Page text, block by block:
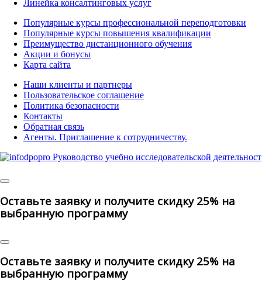
Линейка консалтинговых услуг
Популярные курсы профессиональной переподготовки
Популярные курсы повышения квалификации
Преимущество дистанционного обучения
Акции и бонусы
Карта сайта
Наши клиенты и партнеры
Пользовательское соглашение
Политика безопасности
Контакты
Обратная связь
Агенты. Приглашение к сотрудничеству.
Оставьте заявку и получите скидку 25% на
выбранную программу
Оставьте заявку и получите скидку 25% на
выбранную программу